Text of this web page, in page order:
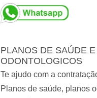
PLANOS DE SAÚDE
ODONTOLOGICOS
Te ajudo com a
Planos de saúde, planos